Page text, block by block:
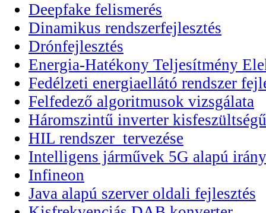
Deepfake felismerés
Dinamikus rendszerfejlesztés
Drónfejlesztés
Energia-Hatékony Teljesítmény
Fedélzeti energiaellátó rendszer
Felfedező algoritmusok vizsgálata
Háromszintű inverter
HIL rendszer tervezése
Intelligens járművek 5G alapú
Infineon
Java alapú szerver oldali fejlesztés